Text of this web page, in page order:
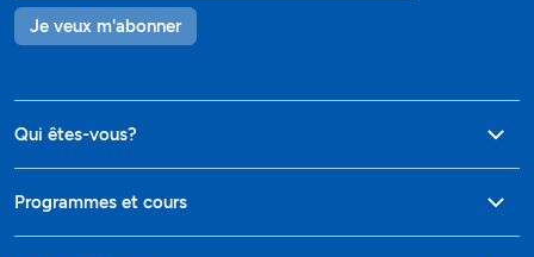
Je veux m'abonner
Qui êtes-vous?
Programmes et cours